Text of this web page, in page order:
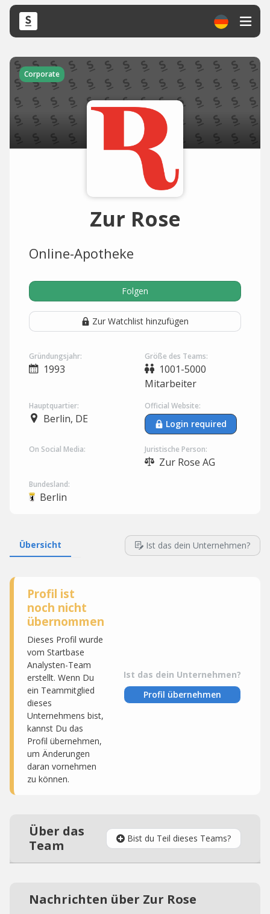
Corporate
Zur Rose
Online-Apotheke
Folgen
Zur Watchlist hinzufügen
Gründungsjahr:
1993
Größe des Teams:
1001-5000
Mitarbeiter
Hauptquartier:
Berlin, DE
Official Website:
Login required
On Social Media: Juristische Person:
Zur Rose AG
Bundesland:
Berlin
Übersicht Ist das dein Unternehmen?
Profil ist
noch nicht
übernommen
Dieses Profil wurde
vom Startbase
Analysten-Team
erstellt. Wenn Du
ein Teammitglied
dieses
Unternehmens bist,
kannst Du das
Profil übernehmen,
um Änderungen
daran vornehmen
zu können.
Ist das dein Unternehmen?
Profil übernehmen
Über das
Team
Bist du Teil dieses Teams?
Nachrichten über Zur Rose